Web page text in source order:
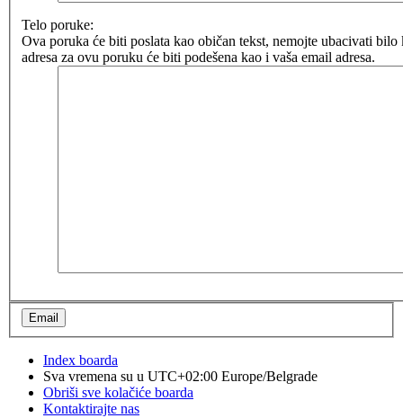
Telo poruke:
Ova poruka će biti poslata kao običan tekst, nemojte ubacivati
adresa za ovu poruku će biti podešena kao i vaša email adresa.
Index boarda
Sva vremena su u UTC+02:00 Europe/Belgrade
Obriši sve kolačiće boarda
Kontaktirajte nas